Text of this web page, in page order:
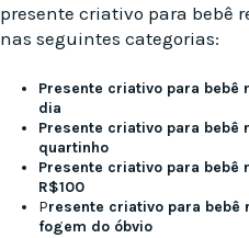
presente criativo para bebê
nas seguintes categorias:
Presente criativo para bebê
dia
Presente criativo para bebê
quartinho
Presente criativo para bebê
R$100
Presente criativo para bebê
fogem do óbvio